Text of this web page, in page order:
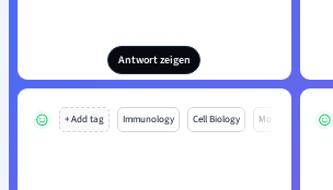
Antwort zeigen
+ Add tag Immunology Cell Biology Mo